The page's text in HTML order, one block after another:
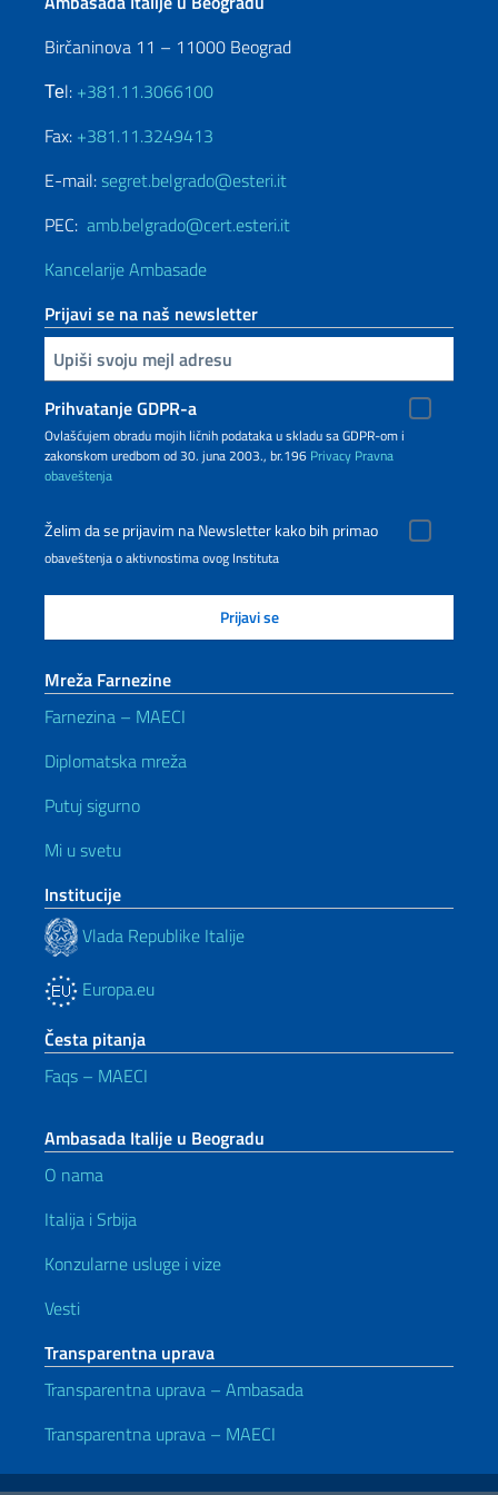
Birčaninova 11 – 11000 Beograd
Теl: +381.11.3066100
Fax: +381.11.3249413
E-mail:segret.belgrado@esteri.it
PEC: amb.belgrado@cert.esteri.it
Kancelarije Ambasade
Prijavi se na naš newsletter
Upiši vaš imejl
Prihvatanje GDPR-a
Ovlašćujem obradu mojih ličnih podataka u skladu sa GDPR-om i
zakonskom uredbom od 30. juna 2003., br.196 Privacy Pravna
obaveštenja
Želim da se prijavim na Newsletter kako bih primao
obaveštenja o aktivnostima ovog Instituta
Mreža Farnezine
Farnezina – MAECI
Diplomatska mreža
Putuj sigurno
Mi u svetu
Institucije
Vlada Republike Italije
Europa.eu
Česta pitanja
Faqs – MAECI
Ambasada Italije u Beogradu
O nama
Italija i Srbija
Konzularne usluge i vize
Vesti
Transparentna uprava
Transparentna uprava – Ambasada
Transparentna uprava – MAECI